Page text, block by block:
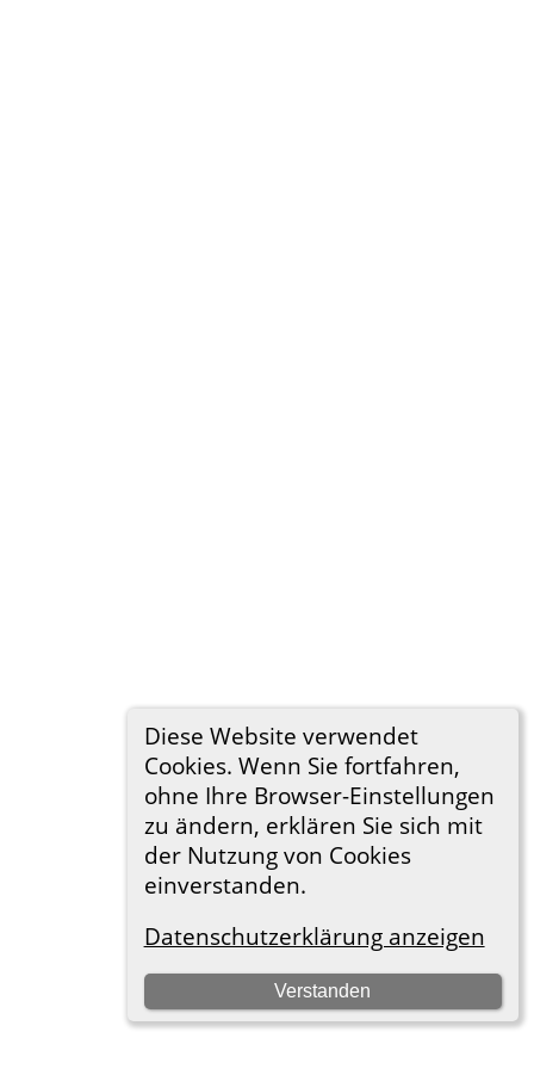
Diese Website verwendet
Cookies. Wenn Sie fortfahren,
ohne Ihre Browser-Einstellungen
zu ändern, erklären Sie sich mit
der Nutzung von Cookies
einverstanden.
Datenschutzerklärung anzeigen
Verstanden